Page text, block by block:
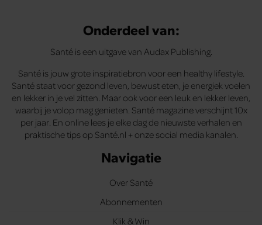
Onderdeel van:
Santé is een uitgave van Audax Publishing.
Santé is jouw grote inspiratiebron voor een healthy lifestyle.
Santé staat voor gezond leven, bewust eten, je energiek voelen
en lekker in je vel zitten. Maar ook voor een leuk en lekker leven,
waarbij je volop mag genieten. Santé magazine verschijnt 10x
per jaar. En online lees je elke dag de nieuwste verhalen en
praktische tips op Santé.nl + onze social media kanalen.
Navigatie
Over Santé
Abonnementen
Klik & Win